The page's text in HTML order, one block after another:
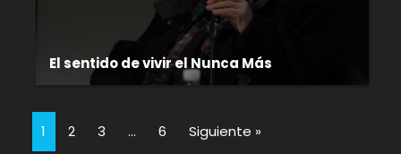
El sentido de vivir el Nunca Más
1 2 3 … 6 Siguiente »